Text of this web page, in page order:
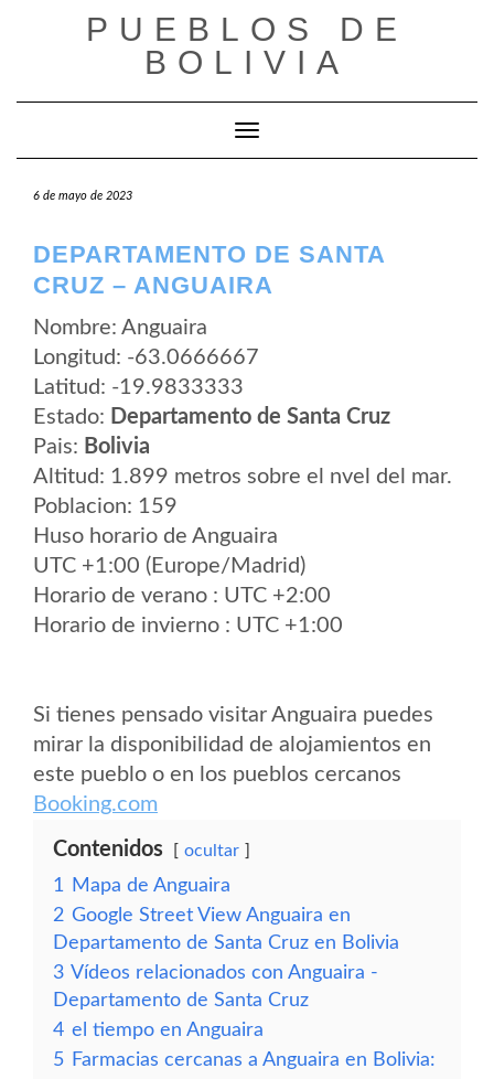
PUEBLOS DE
BOLIVIA
Cambiar modo de navegación
6 de mayo de 2023
DEPARTAMENTO DE SANTA
CRUZ – ANGUAIRA
Nombre: Anguaira
Longitud: -63.0666667
Latitud: -19.9833333
Estado: Departamento de Santa Cruz
Pais: Bolivia
Altitud: 1.899 metros sobre el nvel del mar.
Poblacion: 159
Huso horario de Anguaira
UTC +1:00 (Europe/Madrid)
Horario de verano : UTC +2:00
Horario de invierno : UTC +1:00
Si tienes pensado visitar Anguaira puedes
mirar la disponibilidad de alojamientos en
este pueblo o en los pueblos cercanos
Booking.com
Contenidos ocultar
1
Mapa de Anguaira
2 Google Street View Anguaira en
Departamento de Santa Cruz en Bolivia
3 Vídeos relacionados con Anguaira -
Departamento de Santa Cruz
4 el tiempo en Anguaira
5 Farmacias cercanas a Anguaira en Bolivia: